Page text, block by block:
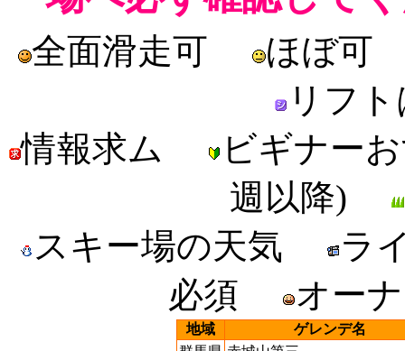
全面滑走可
ほぼ
リフ
情報求ム
ビギナー
週以降)
スキー場の天気
ラ
必須
オー
地域
ゲレンデ名